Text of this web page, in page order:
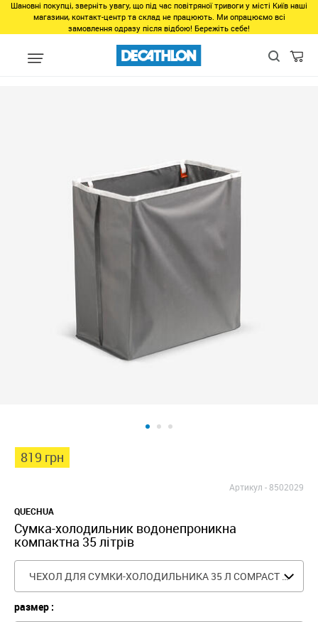
Шановні покупці, зверніть увагу, що під час повітряної тривоги у місті Київ наші
магазини, контакт-центр та склад не працюють. Ми опрацюємо всі
замовлення одразу після відбою! Бережіть себе!
Виды спорта Туризм, Кемпинг Кемпинг Кухонные
819 грн
Артикул -8502029
QUECHUA
Сумка-холодильник водонепроникна
компактна 35 літрів
ЧЕХОЛ ДЛЯ СУМКИ-ХОЛОДИЛЬНИКА 35 Л COMPACT FRESH
размер :